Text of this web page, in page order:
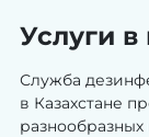
Услуги
Служба
в Казахстане